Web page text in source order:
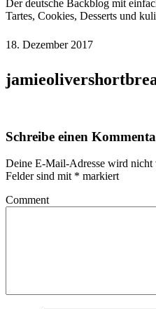
Der deutsche Backblog mit
Tartes, Cookies, Desserts und
18. Dezember 2017
Schreibe einen
Deine E-Mail-Adresse wird nicht
Felder sind mit * markiert
Comment